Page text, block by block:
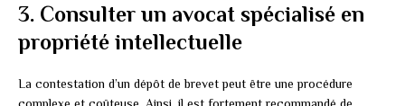
3. Consulter un avocat spécialisé en
propriété intellectuelle
La contestation d’un dépôt de brevet peut être une procédure